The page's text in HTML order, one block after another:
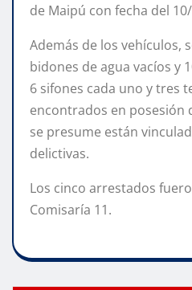
de Maipú con fecha del
Además de los vehículos,
bidones de agua vacíos y
6 sifones cada uno y tres
encontrados en posesión
se presume están
delictivas.
Los cinco arrestados
Comisaría 11.